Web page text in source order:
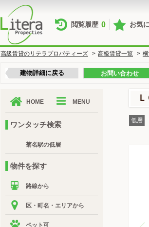
閲覧履歴 0 お気
高級賃貸のリテラプロパティーズ > 高級賃貸一覧 >
建物詳細に戻る お問い合わせ
低層
HOME MENU
ワンタッチ検索
菊名駅の低層
物件を探す
路線から
区・町名・エリアから
ペット可